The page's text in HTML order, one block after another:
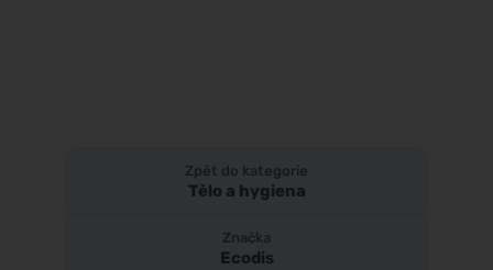
Zpět do kategorie
Tělo a hygiena
Značka
Ecodis